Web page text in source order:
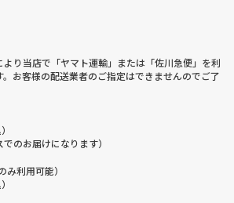
より当店で「ヤマト運輸」または「佐川急便」を利
お客様の配送業者のご指定はできませんのでご了
でのお届けになります）
み利用可能）